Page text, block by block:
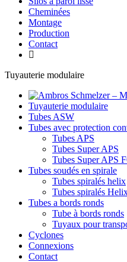
Cheminées
Montage
Production
Contact
Tuyauterie modulaire
Tuyauterie modulaire
Tubes ASW
Tubes avec protection
Tubes APS
Tubes Super APS
Tubes Super APS
Tubes soudés en spirale
Tubes spiralés helix
Tubes spiralés
Tubes a bords ronds
Tube à bords ronds
Tuyaux pour
Cyclones
Connexions
Contact